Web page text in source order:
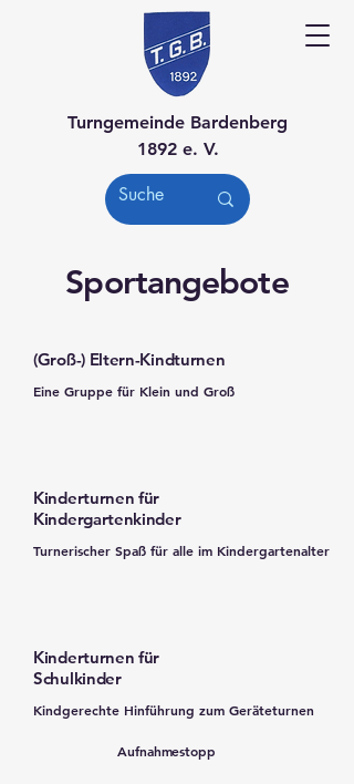
Turngemeinde Bardenberg
1892 e. V.
Sportangebote
(Groß-) Eltern-Kindturnen
Eine Gruppe für Klein und Groß
Kinderturnen für
Kindergartenkinder
Turnerischer Spaß für alle im Kindergartenalter
Kinderturnen für
Schulkinder
Kindgerechte Hinführung zum Geräteturnen
Aufnahmestopp